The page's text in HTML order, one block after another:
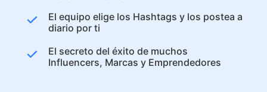
El equipo elige los Hashtags y los postea a
diario por ti
El secreto del éxito de muchos
Influencers, Marcas y Emprendedores